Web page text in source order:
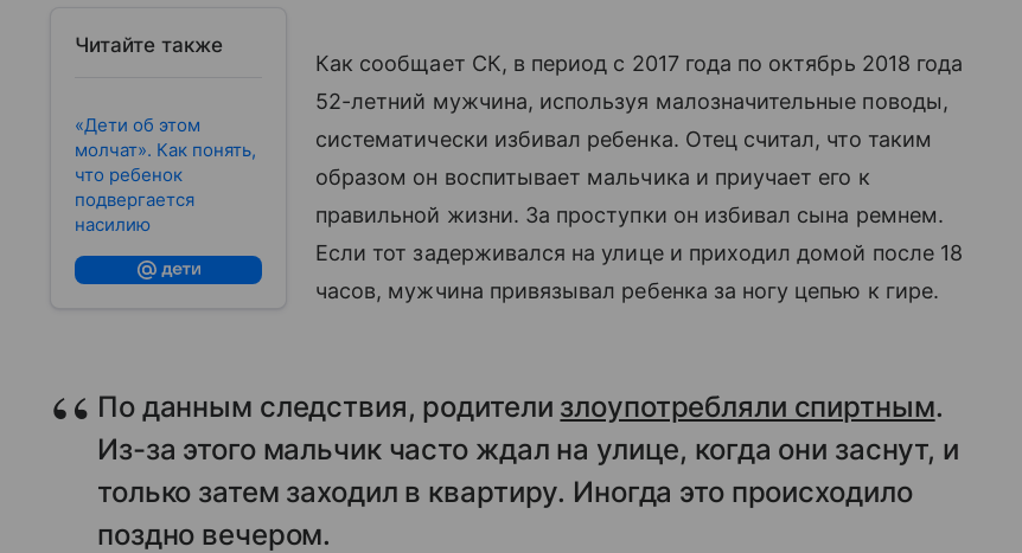
Читайте также
«Дети об этом
молчат». Как понять,
что ребенок
подвергается
насилию
Как сообщает СК, в период с 2017 года по октябрь 2018 года
52-летний мужчина, используя малозначительные поводы,
систематически избивал ребенка. Отец считал, что таким
образом он воспитывает мальчика и приучает его к
правильной жизни. За проступки он избивал сына ремнем.
Если тот задерживался на улице и приходил домой после 18
часов, мужчина привязывал ребенка за ногу цепью к гире.
По данным следствия, родители злоупотребляли спиртным.
Из-за этого мальчик часто ждал на улице, когда они заснут, и
только затем заходил в квартиру. Иногда это происходило
поздно вечером.